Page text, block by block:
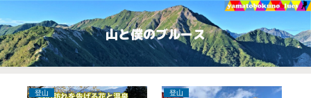
山と僕のブルース
登山 登山